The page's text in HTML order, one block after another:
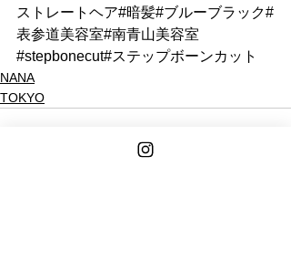
ストレートヘア#暗髪#ブルーブラック#
表参道美容室#南青山美容室
#stepbonecut#ステップボーンカット
NANA
TOKYO